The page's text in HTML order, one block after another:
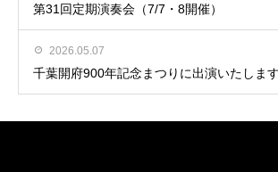
第31回定期演奏会（7/7・8開催）
2026.05.07
千葉開府900年記念まつりに出演いたします